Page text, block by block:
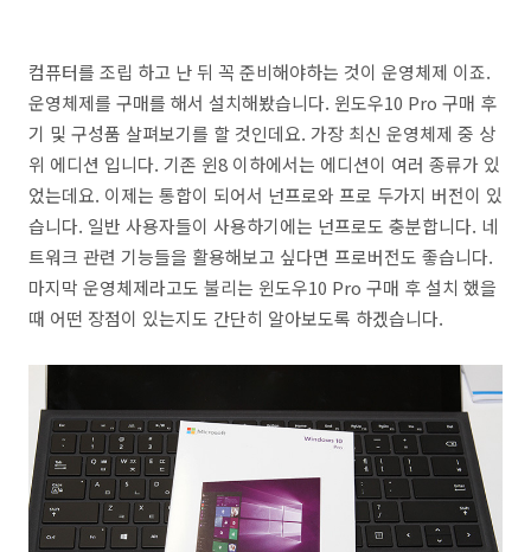
컴퓨터를 조립 하고 난 뒤 꼭 준비해야하는 것이 운영체제 이죠.
운영체제를 구매를 해서 설치해봤습니다. 윈도우10 Pro 구매 후
기 및 구성품 살펴보기를 할 것인데요. 가장 최신 운영체제 중 상
위 에디션 입니다. 기존 윈8 이하에서는 에디션이 여러 종류가 있
었는데요. 이제는 통합이 되어서 넌프로와 프로 두가지 버전이 있
습니다. 일반 사용자들이 사용하기에는 넌프로도 충분합니다. 네
트워크 관련 기능들을 활용해보고 싶다면 프로버전도 좋습니다.
마지막 운영체제라고도 불리는 윈도우10 Pro 구매 후 설치 했을
때 어떤 장점이 있는지도 간단히 알아보도록 하겠습니다.